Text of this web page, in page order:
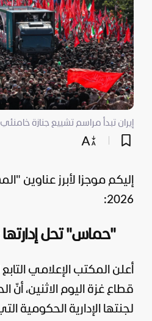
إيران تبدأ مراسم تشييع جنازة
إليكم موجزا لأبرز عناوين "
2026:
"حماس" تحل
أعلن المكتب الإعلامي
قطاع غزة اليوم الاثنين، أنّ
لجنتها الإدارية الحكومية